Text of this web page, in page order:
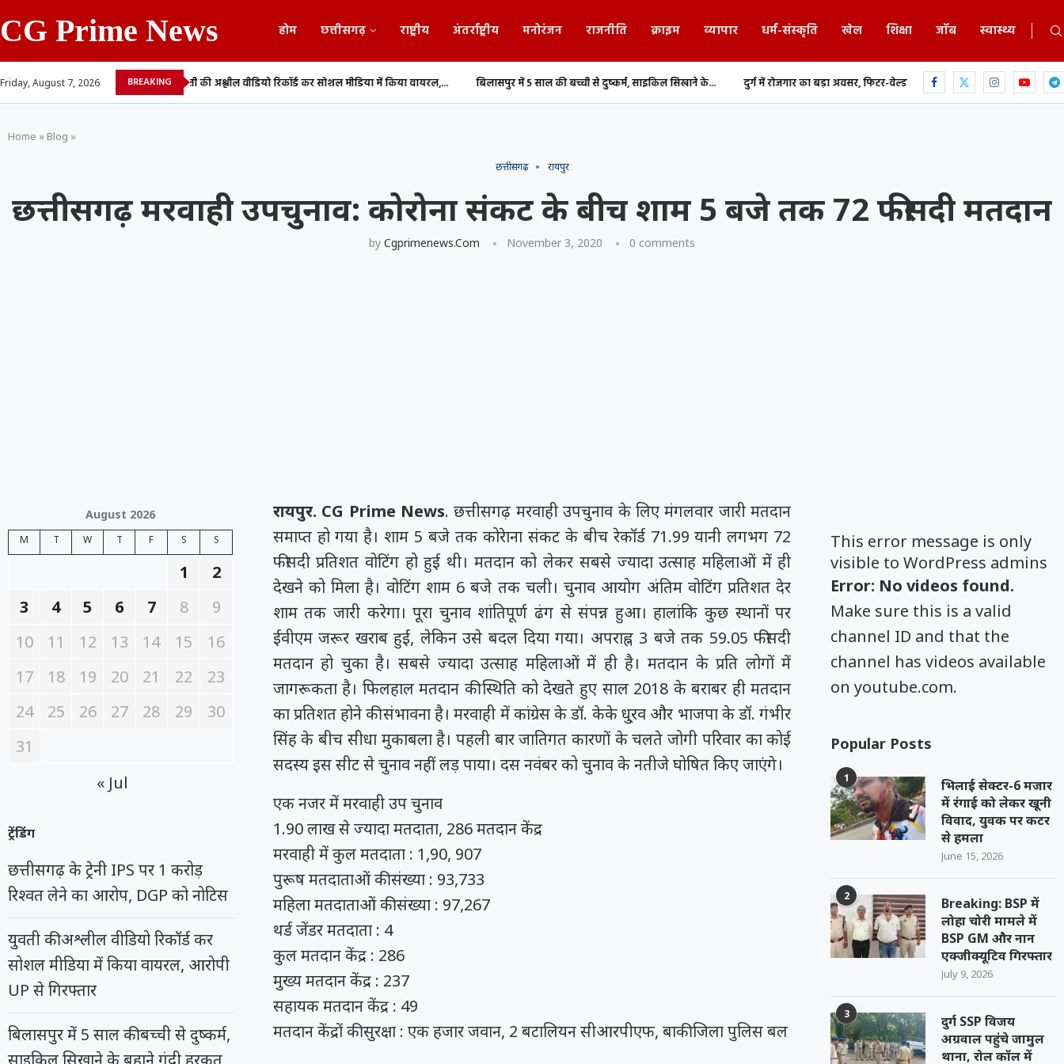
CG Prime News होम छत्तीसगढ़ राष्ट्रीय अंतर्राष्ट्रीय मनोरंजन राजनीति क्राइम व्यापार धर्म-संस्कृति खेल शिक्षा जॉब स्वास्थ्य
Friday, August 7, 2026 BREAKING
लेने का आरोप,... युवती की अश्लील वीडियो रिकॉर्ड कर सोशल मीडिया में किया वायरल,... बिलासपुर में 5 साल की बच्ची से दुष्कर्म, साइकिल सिखाने के... दुर्ग में रोजगार का बड़ा अवसर, फिटर-वेल्डर समेत कई ट्रेडों में... छत्तीसगढ़ में MBBS-BDS
Home » Blog »
छत्तीसगढ़ रायपुर
छत्तीसगढ़ मरवाही उपचुनाव: कोरोना संकट के बीच शाम 5 बजे तक 72 फीसदी मतदान
by Cgprimenews.com November 3, 2020 0 comments
रायपुर. CG Prime News. छत्तीसगढ़ मरवाही उपचुनाव के लिए मंगलवार जारी मतदान
समाप्त हो गया है। शाम 5 बजे तक कोरेाना संकट के बीच रेकॉर्ड 71.99 यानी लगभग 72
फीसदी प्रतिशत वोटिंग हो हुई थी। मतदान को लेकर सबसे ज्यादा उत्साह महिलाओं में ही
देखने को मिला है। वोटिंग शाम 6 बजे तक चली। चुनाव आयोग अंतिम वोटिंग प्रतिशत देर
शाम तक जारी करेगा। पूरा चुनाव शांतिपूर्ण ढंग से संपन्न हुआ। हालांकि कुछ स्थानों पर
ईवीएम जरूर खराब हुई, लेकिन उसे बदल दिया गया। अपराह्न 3 बजे तक 59.05 फीसदी
मतदान हो चुका है। सबसे ज्यादा उत्साह महिलाओं में ही है। मतदान के प्रति लोगों में
जागरूकता है। फिलहाल मतदान की स्थिति को देखते हुए साल 2018 के बराबर ही मतदान
का प्रतिशत होने की संभावना है। मरवाही में कांग्रेस के डॉ. केके धु्रव और भाजपा के डॉ. गंभीर
सिंह के बीच सीधा मुकाबला है। पहली बार जातिगत कारणों के चलते जोगी परिवार का कोई
सदस्य इस सीट से चुनाव नहीं लड़ पाया। दस नवंबर को चुनाव के नतीजे घोषित किए जाएंगे।
एक नजर में मरवाही उप चुनाव
1.90 लाख से ज्यादा मतदाता, 286 मतदान केंद्र
मरवाही में कुल मतदाता : 1,90, 907
पुरूष मतदाताओं की संख्या : 93,733
महिला मतदाताओं की संख्या : 97,267
थर्ड जेंडर मतदाता : 4
कुल मतदान केंद्र : 286
मुख्य मतदान केंद्र : 237
सहायक मतदान केंद्र : 49
मतदान केंद्रों की सुरक्षा : एक हजार जवान, 2 बटालियन सीआरपीएफ, बाकी जिला पुलिस बल
This error message is only
visible to WordPress admins
Error: No videos found.
Make sure this is a valid
channel ID and that the
channel has videos available
on youtube.com.
Popular Posts
1
भिलाई सेक्टर-6 मजार
में रंगाई को लेकर खूनी
विवाद, युवक पर कटर
से हमला
June 15, 2026
2
Breaking: BSP में
लोहा चोरी मामले में
BSP GM और नान
एक्जीक्यूटिव गिरफ्तार
July 9, 2026
3
दुर्ग SSP विजय
अग्रवाल पहुंचे जामुल
थाना, रोल कॉल में
August 2026
M T W T F S S
1
2
3
4 5 6 7 8
9
10
11 12 13 14 15
16
17
18 19 20 21 22
23
24
25 26 27 28 29
30
31
« Jul
ट्रेंडिंग
छत्तीसगढ़ के ट्रेनी IPS पर 1 करोड़
रिश्वत लेने का आरोप, DGP को नोटिस
युवती की अश्लील वीडियो रिकॉर्ड कर
सोशल मीडिया में किया वायरल, आरोपी
UP से गिरफ्तार
बिलासपुर में 5 साल की बच्ची से दुष्कर्म,
साइकिल सिखाने के बहाने गंदी हरकत